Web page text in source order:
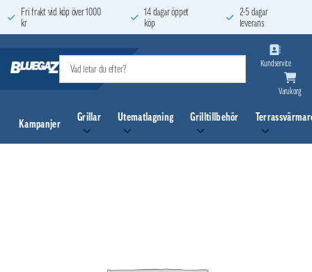
to
Fri frakt vid köp över 1000
kr
14 dagar öppet
köp
2-5 dagar
leverans
Kundservice
Varukorg
Kampanjer
Grillar Utematlagning Grilltillbehör